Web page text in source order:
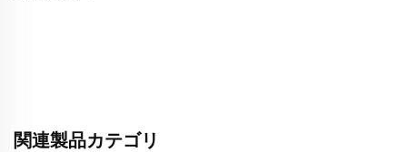
関連製品カテゴリ